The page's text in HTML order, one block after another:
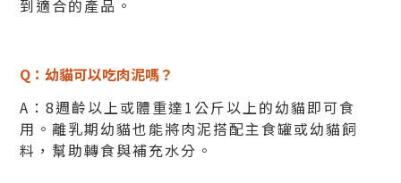
到適合的產品。
Q：幼貓可以吃肉泥嗎？
A：8週齡以上或體重達1公斤以上的幼貓即可食
用。 離乳期幼貓也能將肉泥搭配主食罐或幼貓飼
料，幫助轉食與補充水分。